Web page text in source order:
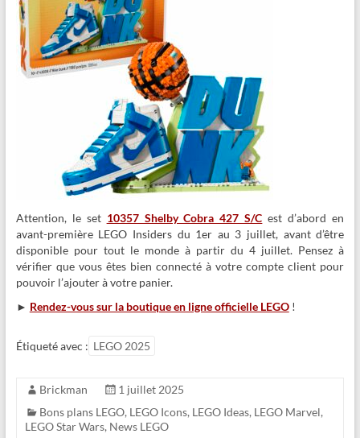
Attention, le set 10357 Shelby Cobra 427 S/C est d’abord en
avant-première LEGO Insiders du 1er au 3 juillet, avant d’être
disponible pour tout le monde à partir du 4 juillet. Pensez à
vérifier que vous êtes bien connecté à votre compte client pour
pouvoir l’ajouter à votre panier.
► Rendez-vous sur la boutique en ligne officielle LEGO!
Étiqueté avec : LEGO 2025
Brickman
1 juillet 2025
Bons plans LEGO, LEGO Icons, LEGO Ideas, LEGO Marvel,
LEGO Star Wars, News LEGO